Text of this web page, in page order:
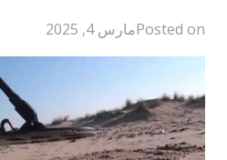
Posted onمارس 4, 2025